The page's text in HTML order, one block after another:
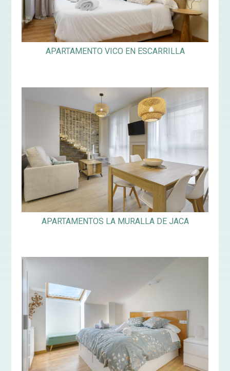
APARTAMENTO VICO EN ESCARRILLA
APARTAMENTOS LA MURALLA DE JACA